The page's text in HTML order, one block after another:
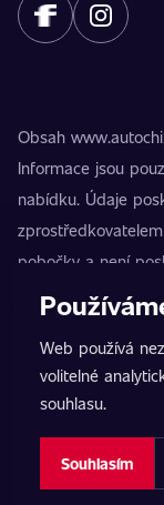
Obsah
Informace jsou
nabídku. Údaje
pobočky a není
registrovaná
nezpůsobilosti
Přesné informace
pobočky.
Nastavení cookies
Web používá
volitelné
souhlasu.
Souhlasím